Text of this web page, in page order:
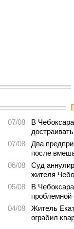
Версия //Общество //
В регионе
борьбе керешу
Заткнуть